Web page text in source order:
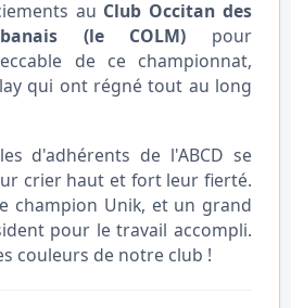
au Club Occitan des
(le COLM) pour
de ce championnat,
qui ont régné tout au long
d'adhérents de l'ABCD se
crier haut et fort leur fierté.
champion Unik, et un grand
pour le travail accompli.
couleurs de notre club !